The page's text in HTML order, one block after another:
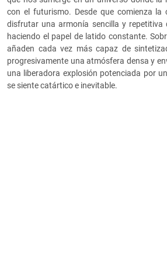
con el futurismo. Desde que comienza la
disfrutar una armonía sencilla y repetitiva
haciendo el papel de latido constante.
añaden cada vez más capaz de
progresivamente una atmósfera densa y
una liberadora explosión potenciada por
se siente catártico e inevitable.